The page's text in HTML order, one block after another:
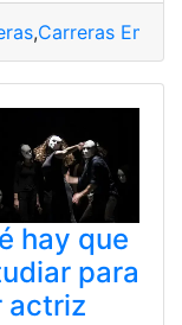
,Carreras
hay que
para
actriz